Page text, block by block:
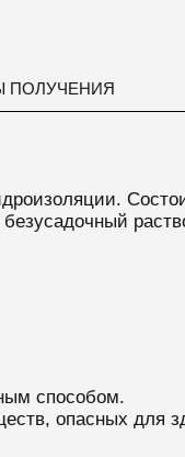
ПОЛУЧЕНИЯ
способом.
опасных для